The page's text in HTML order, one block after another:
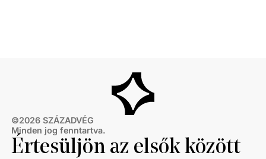
©2026 SZÁZADVÉG
Minden jog fenntartva.
Értesüljön az elsők között